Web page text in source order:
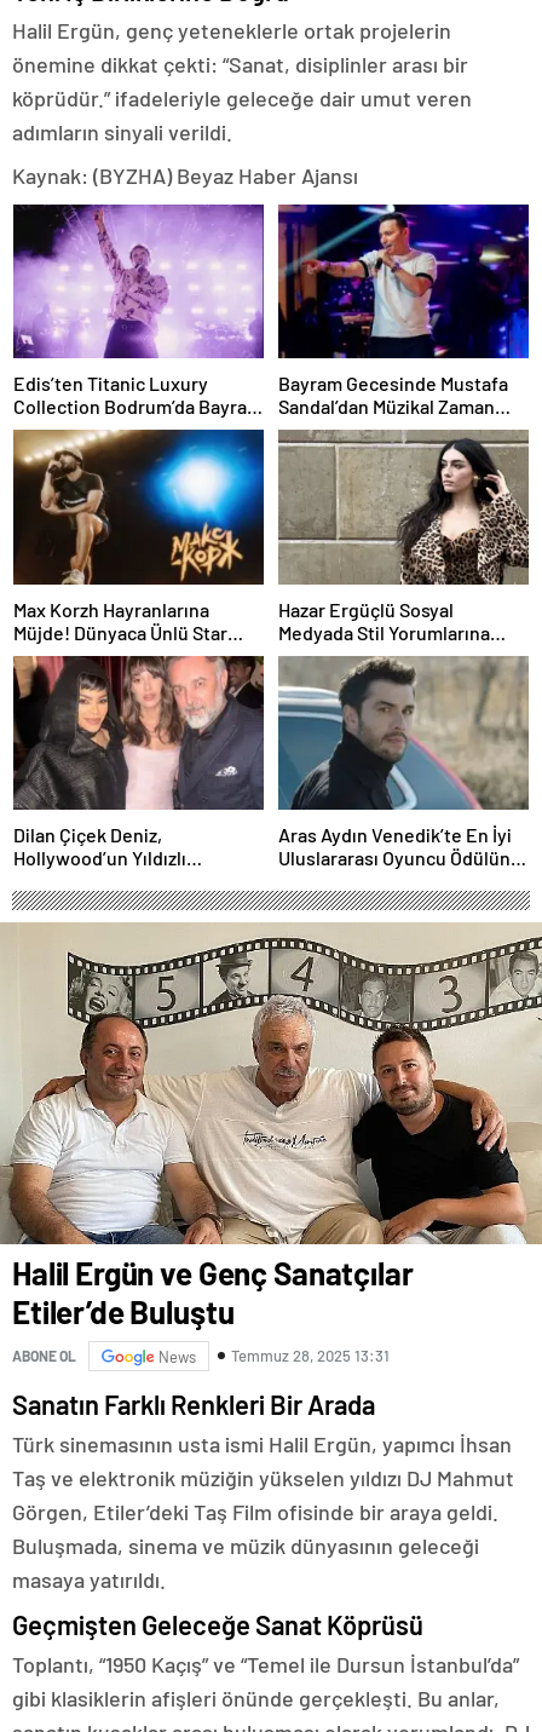
Halil Ergün, genç yeteneklerle ortak projelerin
önemine dikkat çekti: “Sanat, disiplinler arası bir
köprüdür.” ifadeleriyle geleceğe dair umut veren
adımların sinyali verildi.
Kaynak: (BYZHA) Beyaz Haber Ajansı
Edis’ten Titanic Luxury
Collection Bodrum’da Bayram
Gecesine Damga Vuran
Performans
Bayram Gecesinde Mustafa
Sandal’dan Müzikal Zaman
Yolculuğu
Max Korzh Hayranlarına
Müjde! Dünyaca Ünlü Star
İstanbul’da Canlı
Performansla Hayranlarıyla
Buluşuyor
Hazar Ergüçlü Sosyal
Medyada Stil Yorumlarına
Neden Oldu
Dilan Çiçek Deniz,
Hollywood’un Yıldızlı
Aras Aydın Venedik’te En İyi
Uluslararası Oyuncu Ödülünü
Halil Ergün ve Genç Sanatçılar
Etiler’de Buluştu
ABONE OL News Temmuz 28, 2025 13:31
Sanatın Farklı Renkleri Bir Arada
Türk sinemasının usta ismi Halil Ergün, yapımcı İhsan
Taş ve elektronik müziğin yükselen yıldızı DJ Mahmut
Görgen, Etiler’deki Taş Film ofisinde bir araya geldi.
Buluşmada, sinema ve müzik dünyasının geleceği
masaya yatırıldı.
Geçmişten Geleceğe Sanat Köprüsü
Toplantı, “1950 Kaçış” ve “Temel ile Dursun İstanbul’da”
gibi klasiklerin afişleri önünde gerçekleşti. Bu anlar,